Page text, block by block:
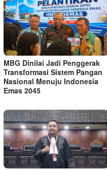
MBG Dinilai Jadi Penggerak
Transformasi Sistem Pangan
Nasional Menuju Indonesia
Emas 2045